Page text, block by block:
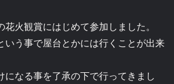
火観賞にはじめて参加しました。
いう事で屋台とかには行くことが出来
になる事を了承の下で行ってきまし